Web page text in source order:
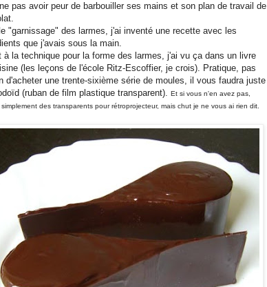
pas avoir peur de barbouiller ses mains et son plan de travail de
"garnissage" des larmes, j'ai inventé une recette avec les
que j'avais sous la main.
à la technique pour la forme des larmes, j'ai vu ça dans un livre
(les leçons de l'école Ritz-Escoffier, je crois). Pratique, pas
d'acheter une trente-sixième série de moules, il vous faudra juste
(ruban de film plastique transparent). Et si vous n'en avez pas,
des transparents pour rétroprojecteur, mais chut je ne vous ai rien dit.